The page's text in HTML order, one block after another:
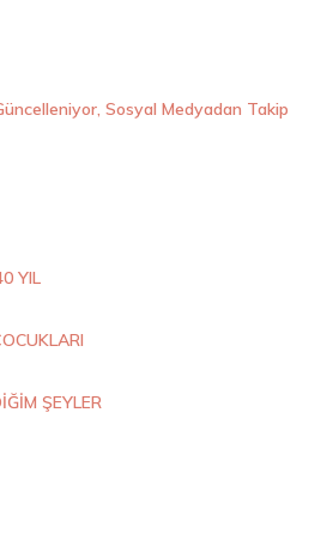
Sosyal Medyadan Takip
YIL
ŞEYLER